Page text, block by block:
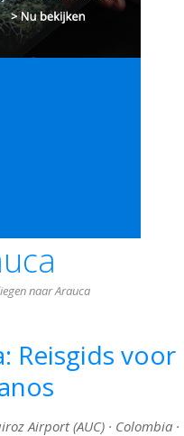
naar Arauca
Reisgids voor
Airport (AUC) · Colombia ·